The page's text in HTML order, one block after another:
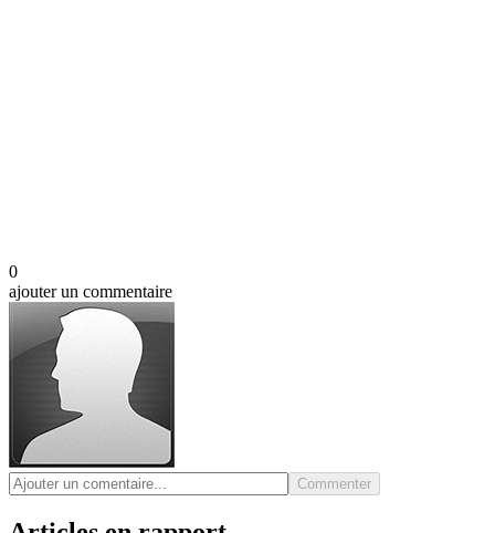
0
ajouter un commentaire
Commenter